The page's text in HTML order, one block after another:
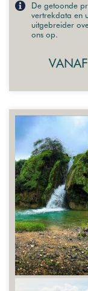
De getoonde
vertrekdata en
uitgebreider
ons op.